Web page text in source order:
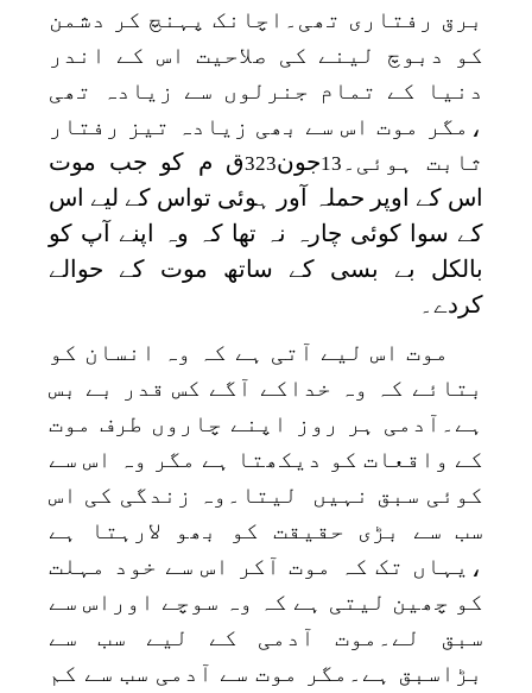
برق رفتاری تھی۔اچانک پہنچ کر دشمن
کو دبوچ لینے کی صلاحیت اس کے اندر
دنیا کے تمام جنرلوں سے زیادہ تھی
،مگر موت اس سے بھی زیادہ تیز رفتار
ثابت ہوئی۔ 13جون323ق م کو جب موت
اس کے اوپر حملہ آور ہوئی تواس کے لیے اس
کے سوا کوئی چارہ نہ تھا کہ وہ اپنے آپ کو
بالکل بے بسی کے ساتھ موت کے حوالے
کردے۔
موت اس لیے آتی ہے کہ وہ انسان کو
بتائے کہ وہ خداکے آگے کس قدر بے بس
ہے۔آدمی ہر روز اپنے چاروں طرف موت
کے واقعات کو دیکھتا ہے مگر وہ اس سے
کوئی سبق نہیں لیتا۔وہ زندگی کی اس
سب سے بڑی حقیقت کو بھو لارہتا ہے
،یہاں تک کہ موت آکر اس سے خود مہلت
کو چھین لیتی ہے کہ وہ سوچے اوراس سے
سبق لے۔موت آدمی کے لیے سب سے
بڑاسبق ہے۔مگر موت سے آدمی سب سے کم